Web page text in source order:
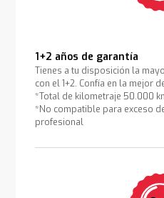
1+2 años de garantía
Tienes a tu disposición la
con el 1+2. Confía en la mejor
*Total de kilometraje 50.000
*No compatible para exceso
profesional